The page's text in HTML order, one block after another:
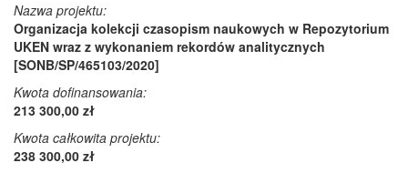
Nazwa projektu:
Organizacja kolekcji czasopism naukowych w Repozytorium
UKEN wraz z wykonaniem rekordów analitycznych
[SONB/SP/465103/2020]
Kwota dofinansowania:
213 300,00 zł
Kwota całkowita projektu:
238 300,00 zł